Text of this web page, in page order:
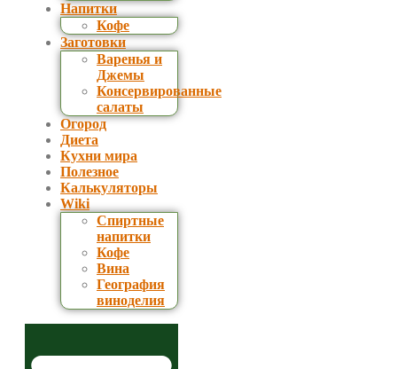
Напитки
Кофе
Заготовки
Варенья и
Джемы
Консервированные
салаты
Огород
Диета
Кухни мира
Полезное
Калькуляторы
Wiki
Спиртные
напитки
Кофе
Вина
География
виноделия